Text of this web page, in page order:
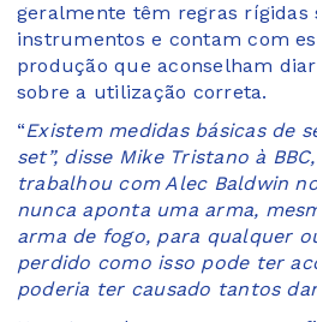
geralmente têm regras rígidas
instrumentos e contam com
produção que aconselham
sobre a utilização correta.
“Existem medidas básicas de
set”, disse Mike Tristano à
trabalhou com Alec Baldwin
nunca aponta uma arma,
arma de fogo, para qualquer
perdido como isso pode ter
poderia ter causado tantos